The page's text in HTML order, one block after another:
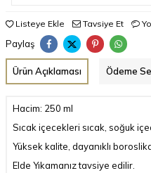
Listeye Ekle Tavsiye Et
Paylaş
Ürün Açıklaması Ödeme
Hacim: 250 ml
Sıcak içecekleri sıcak, soğuk
Yüksek kalite, dayanıklı
Elde Yıkamanız tavsiye edilir.